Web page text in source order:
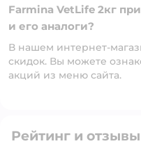
Farmina VetLife 2кг
и его аналоги?
В нашем интернет-
скидок. Вы можете
акций из меню сайта.
Рейтинг и отзывы